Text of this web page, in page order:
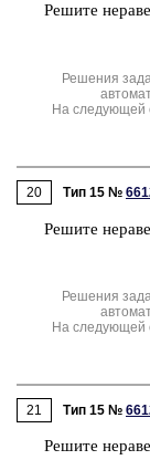
Ре­ши­те
Решения
На следующей
20 Тип 15 №
Ре­ши­те
Решения
На следующей
21 Тип 15 №
Ре­ши­те